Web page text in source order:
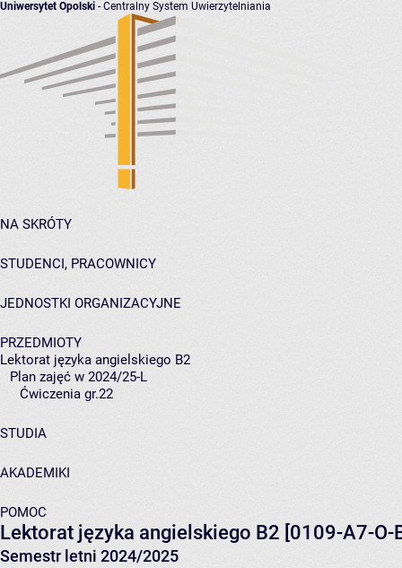
Uniwersytet Opolski - Centralny System Uwierzytelniania
NA SKRÓTY
STUDENCI, PRACOWNICY
JEDNOSTKI ORGANIZACYJNE
PRZEDMIOTY
Lektorat języka angielskiego B2
Plan zajęć w 2024/25-L
Ćwiczenia gr.22
STUDIA
AKADEMIKI
POMOC
Lektorat języka angielskiego B2 [0109-A7-O-
Semestr letni 2024/2025